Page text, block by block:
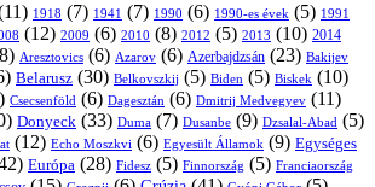
1918 (7) 1941 (7) 1990 (6) 1990-es évek (5) 1991
(12) 2009 (6) 2010 (8) 2012 (5) 2013 (10) 2014
Aresztovics (6) Azarov (6) Azerbajdzsán (23) Bakijev
Belarusz (30) Belkovszkij (5) Biden (5) Biskek (10)
Csecsenföld (6) Dagesztán (6) Dmitrij Medvegyev (11)
Donyeck (33) Duma (7) Dusanbe (9) Dzsalal-Abad (5)
(12) Echo Moszkvi (6) Egyesült Államok (9) Egységes
Európa (28) Fidesz (5) Finnország (5) Franciaország